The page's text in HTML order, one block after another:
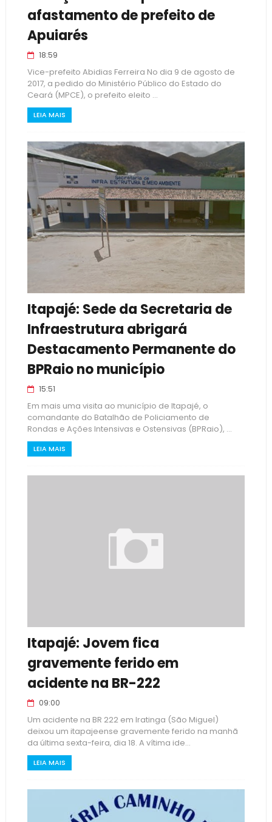
afastamento de prefeito de
Apuiarés
18:59
Vice-prefeito Abidias Ferreira No dia 9 de agosto de
2017, a pedido do Ministério Público do Estado do
Ceará (MPCE), o prefeito eleito ...
LEIA MAIS
Itapajé: Sede da Secretaria de
Infraestrutura abrigará
Destacamento Permanente do
BPRaio no município
15:51
Em mais uma visita ao município de Itapajé, o
comandante do Batalhão de Policiamento de
Rondas e Ações Intensivas e Ostensivas (BPRaio), ...
LEIA MAIS
Itapajé: Jovem fica
gravemente ferido em
acidente na BR-222
09:00
Um acidente na BR 222 em Iratinga (São Miguel)
deixou um itapajeense gravemente ferido na manhã
da última sexta-feira, dia 18. A vítima ide...
LEIA MAIS